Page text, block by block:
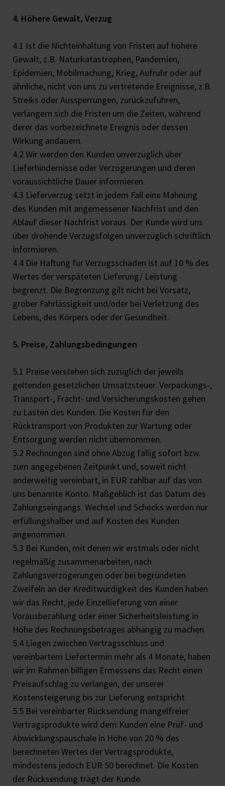
4. Höhere Gewalt, Verzug
4.1 Ist die Nichteinhaltung von Fristen auf höhere
Gewalt, z.B. Naturkatastrophen, Pandemien,
Epidemien, Mobilmachung, Krieg, Aufruhr oder auf
ähnliche, nicht von uns zu vertretende Ereignisse, z.B.
Streiks oder Aussperrungen, zurückzuführen,
verlängern sich die Fristen um die Zeiten, während
derer das vorbezeichnete Ereignis oder dessen
Wirkung andauern.
4.2 Wir werden den Kunden unverzüglich über
Lieferhindernisse oder Verzögerungen und deren
voraussichtliche Dauer informieren.
4.3 Lieferverzug setzt in jedem Fall eine Mahnung
des Kunden mit angemessener Nachfrist und den
Ablauf dieser Nachfrist voraus. Der Kunde wird uns
über drohende Verzugsfolgen unverzüglich schriftlich
informieren.
4.4 Die Haftung für Verzugsschäden ist auf 10 % des
Wertes der verspäteten Lieferung/ Leistung
begrenzt. Die Begrenzung gilt nicht bei Vorsatz,
grober Fahrlässigkeit und/oder bei Verletzung des
Lebens, des Körpers oder der Gesundheit.
5. Preise, Zahlungsbedingungen
5.1 Preise verstehen sich zuzüglich der jeweils
geltenden gesetzlichen Umsatzsteuer. Verpackungs-,
Transport-, Fracht- und Versicherungskosten gehen
zu Lasten des Kunden. Die Kosten für den
Rücktransport von Produkten zur Wartung oder
Entsorgung werden nicht übernommen.
5.2 Rechnungen sind ohne Abzug fällig sofort bzw.
zum angegebenen Zeitpunkt und, soweit nicht
anderweitig vereinbart, in EUR zahlbar auf das von
uns benannte Konto. Maßgeblich ist das Datum des
Zahlungseingangs. Wechsel und Schecks werden nur
erfüllungshalber und auf Kosten des Kunden
angenommen.
5.3 Bei Kunden, mit denen wir erstmals oder nicht
regelmäßig zusammenarbeiten, nach
Zahlungsverzögerungen oder bei begründeten
Zweifeln an der Kreditwürdigkeit des Kunden haben
wir das Recht, jede Einzellieferung von einer
Vorausbezahlung oder einer Sicherheitsleistung in
Höhe des Rechnungsbetrages abhängig zu machen.
5.4 Liegen zwischen Vertragsschluss und
vereinbartem Liefertermin mehr als 4 Monate, haben
wir im Rahmen billigen Ermessens das Recht einen
Preisaufschlag zu verlangen, der unserer
Kostensteigerung bis zur Lieferung entspricht.
5.5 Bei vereinbarter Rücksendung mangelfreier
Vertragsprodukte wird dem Kunden eine Prüf- und
Abwicklungspauschale in Höhe von 20 % des
berechneten Wertes der Vertragsprodukte,
mindestens jedoch EUR 50 berechnet. Die Kosten
der Rücksendung trägt der Kunde.